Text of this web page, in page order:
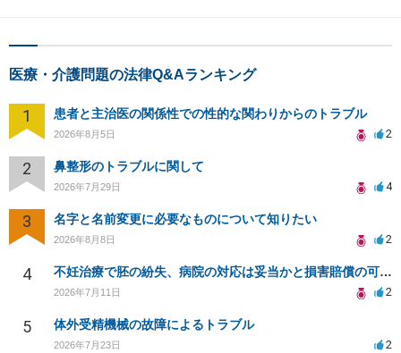
医療・介護問題の法律Q&Aランキング
1 患者と主治医の関係性での性的な関わりからのトラブル
2026年8月5日 2
2 鼻整形のトラブルに関して
2026年7月29日 4
3 名字と名前変更に必要なものについて知りたい
2026年8月8日 2
4 不妊治療で胚の紛失、病院の対応は妥当かと損害賠償の可能性
2026年7月11日 2
5 体外受精機械の故障によるトラブル
2026年7月23日 2